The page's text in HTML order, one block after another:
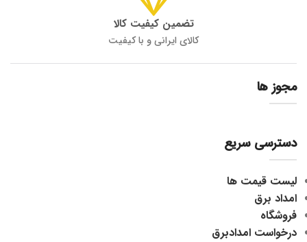
تضمین کیفیت کالا
کالای ایرانی و با کیفیت
مجوز ها
دسترسی سریع
لیست قیمت ها
امداد برق
فروشگاه
درخواست امدادبرق